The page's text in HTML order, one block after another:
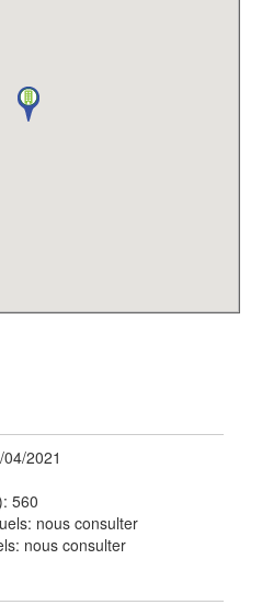
2021
560
nous consulter
nous consulter